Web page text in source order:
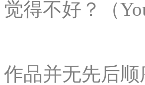
觉得不好？（
作品并无先后